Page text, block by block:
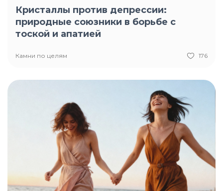
Кристаллы против депрессии:
природные союзники в борьбе с
тоской и апатией
Камни по целям 176